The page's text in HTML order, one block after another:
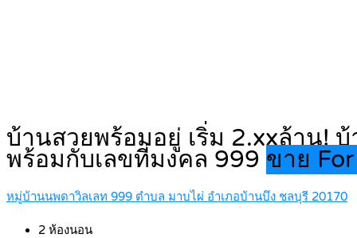
บ้านสวยพร้อมอยู่ เริ่ม 2.xxล้าน!
พร้อมกับเลขที่มงคล 999 ขาย
หมู่บ้านนพดาวิลเลท 999 ตำบล มาบไผ่ อำเภอบ้านบึง ชลบุรี 20170
2 ห้องนอน